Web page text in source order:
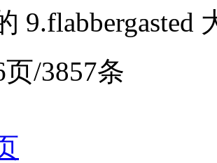
9.flabbergasted
/3857条